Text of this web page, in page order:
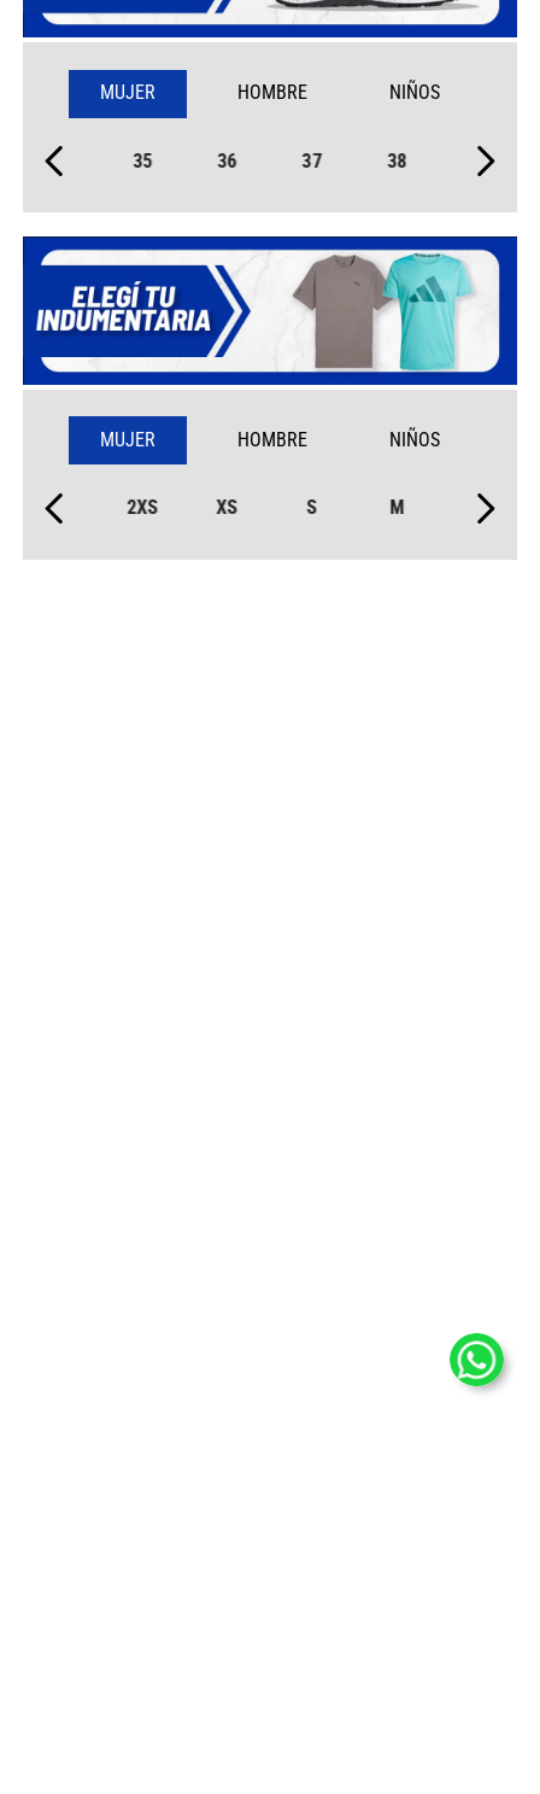
MUJER HOMBRE NIÑOS
35 36 37 38
MUJER HOMBRE NIÑOS
2XS XS S M